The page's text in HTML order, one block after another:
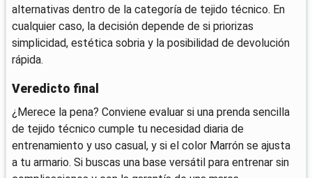
alternativas dentro de la categoría de tejido técnico. En
cualquier caso, la decisión depende de si priorizas
simplicidad, estética sobria y la posibilidad de devolución
rápida.
Veredicto final
¿Merece la pena? Conviene evaluar si una prenda sencilla
de tejido técnico cumple tu necesidad diaria de
entrenamiento y uso casual, y si el color Marrón se ajusta
a tu armario. Si buscas una base versátil para entrenar sin